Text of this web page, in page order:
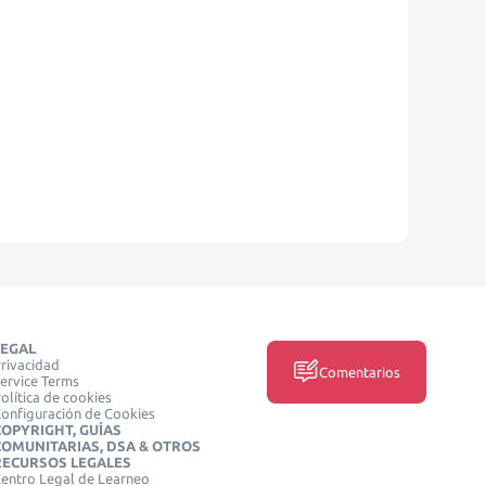
Terms
de cookies
de Cookies
GUÍAS
DSA & OTROS
LEGALES
Legal de Learneo
Comentarios